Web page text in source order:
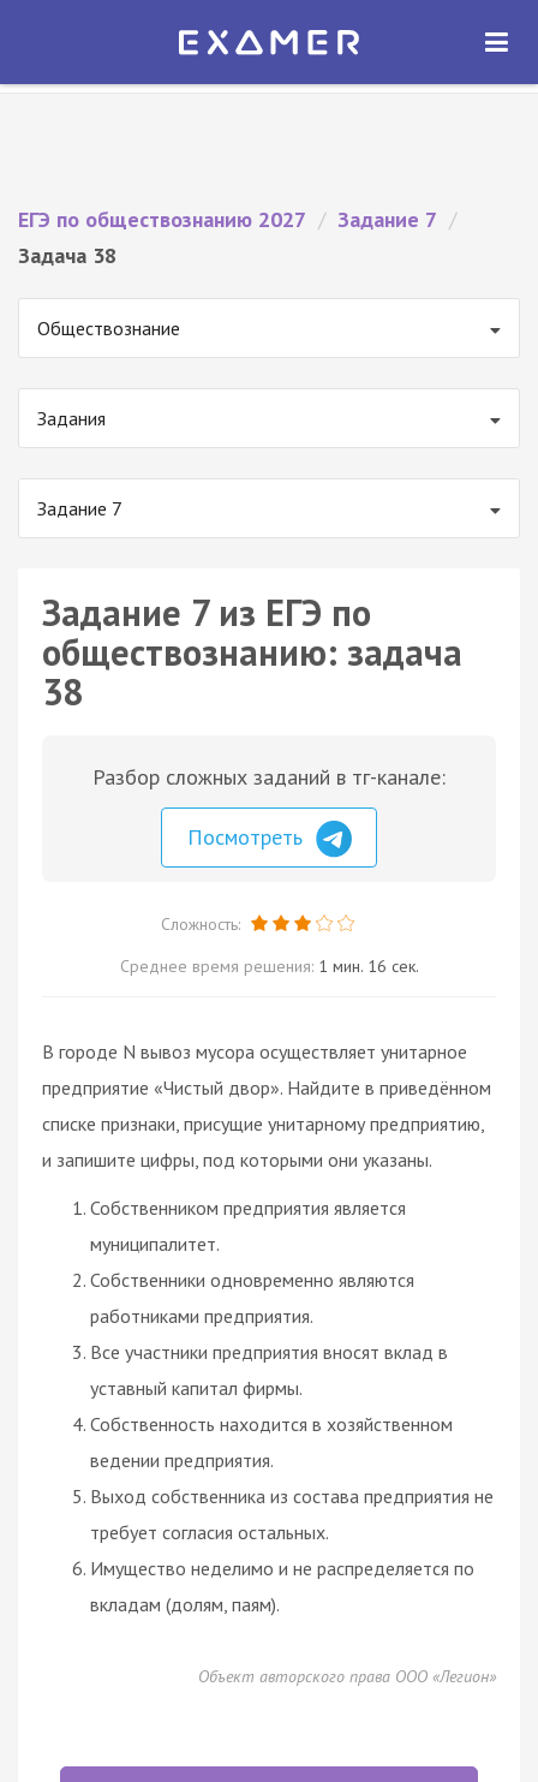
Экзамер — ЕГЭ 2027
ОТКРЫТЬ
ЕГЭ по обществознанию 2027 / Задание 7 /
Задача 38
Обществознание
Задания
Задание 7
Задание 7 из ЕГЭ по
обществознанию: задача
38
Разбор сложных заданий в тг-канале:
Посмотреть
Сложность:
Среднее время решения: 1 мин. 16 сек.
В городе N вывоз мусора осуществляет унитарное
предприятие «Чистый двор». Найдите в приведённом
списке признаки, присущие унитарному предприятию,
и запишите цифры, под которыми они указаны.
Собственником предприятия является
муниципалитет.
Собственники одновременно являются
работниками предприятия.
Все участники предприятия вносят вклад в
уставный капитал фирмы.
Собственность находится в хозяйственном
ведении предприятия.
Выход собственника из состава предприятия не
требует согласия остальных.
Имущество неделимо и не распределяется по
вкладам (долям, паям).
Объект авторского права ООО «Легион»